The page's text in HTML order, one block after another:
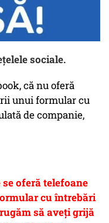
sociale.
că nu oferă
unui formular cu
de companie,
oferă telefoane
cu întrebări
să aveți grijă